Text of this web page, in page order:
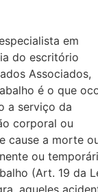
em
do escritório
Associados,
é o que
a serviço da
corporal ou
cause a morte
ou
(Art. 19 da